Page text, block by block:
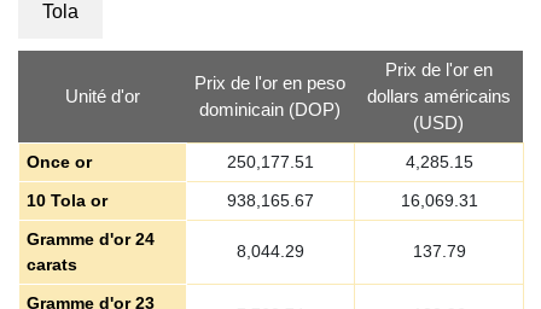
Tola
Unité d'or
Prix de l'or en peso
dominicain (DOP)
Prix de l'or en
dollars américains
(USD)
Once or 250,177.51
4,285.15
10 Tola or
938,165.67
16,069.31
Gramme d'or 24
carats
8,044.29 137.79
Gramme d'or 23